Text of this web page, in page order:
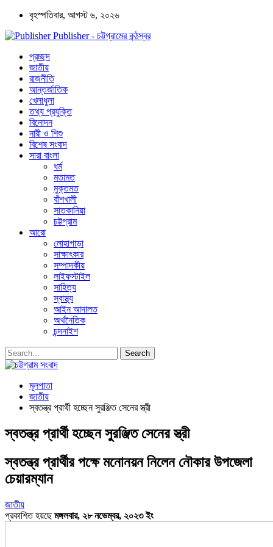
বৃহস্পতিবার, আগস্ট ৬, ২০২৬
Publisher - চট্টগ্রামের কন্ঠস্বর
প্রচ্ছদ
জাতীয়
রাজনীতি
আন্তর্জাতিক
খেলাধুলা
তথ্য প্রযুক্তি
বিনোদন
নারী ও শিশু
বিশেষ সংবাদ
সারা বাংলা
ধর্ম
মতামত
মুক্তমত
বাঁশখালী
সাতকানিয়া
চট্টগ্রাম
আরো
লোহাগাড়া
সাক্ষাৎকার
সম্পাদকীয়
লাইফস্টাইল
সাহিত্য
স্বাস্থ্য
আইন আদালত
অর্থনৈতিক
চন্দনাইশ
মূলপাতা
জাতীয়
স্বতন্ত্র প্রার্থী হচ্ছেন সুরঞ্জিত সেনের স্ত্রী
স্বতন্ত্র প্রার্থী হচ্ছেন সুরঞ্জিত সেনের স্ত্রী
স্বতন্ত্র প্রার্থীর পক্ষে মনোনয়ন নিলেন নৌকার উপজেলা
চেয়ারম্যান
জাতীয়
প্রকাশিত হয়ছেমঙ্গলবার, ২৮ নভেম্বর, ২০২৩ ইং